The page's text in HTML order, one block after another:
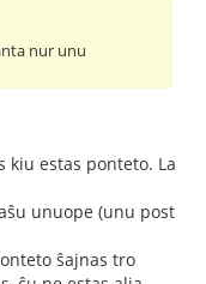
nur unu
kiu estas ponteto. La
unuope (unu post
ŝajnas tro